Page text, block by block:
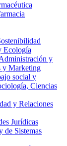
Ecología
y
y Marketing
social y
Ciencias
y Relaciones
Jurídicas
de Sistemas